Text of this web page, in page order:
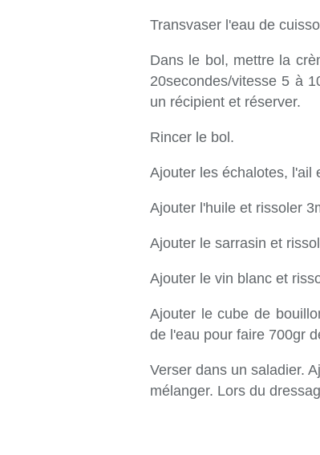
Transvaser l'eau de
Dans le bol, mettre la
20secondes/vitesse 5 à
un récipient et réserver.
Rincer le bol.
Ajouter les échalotes, l'ail
Ajouter l'huile et rissoler
Ajouter le sarrasin et
Ajouter le vin blanc et
Ajouter le cube de
de l'eau pour faire 700gr
Verser dans un saladier.
mélanger. Lors du